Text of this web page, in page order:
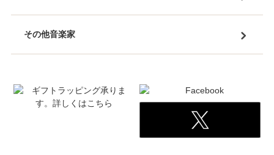
その他音楽家